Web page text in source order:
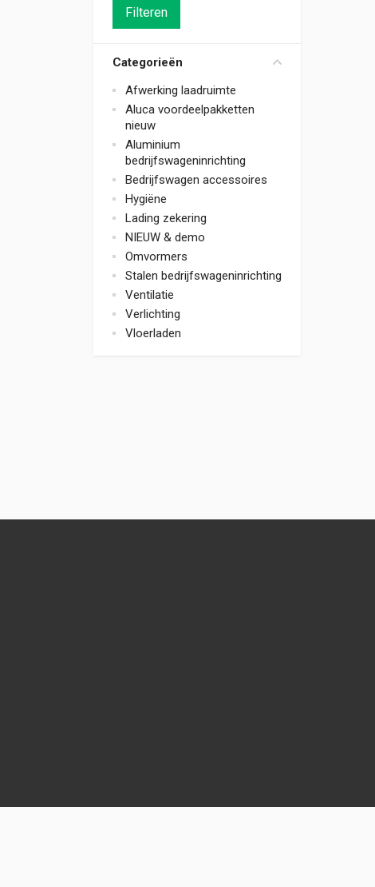
Filteren
Categorieën
Afwerking laadruimte
Aluca voordeelpakketten
nieuw
Aluminium
bedrijfswageninrichting
Bedrijfswagen accessoires
Hygiëne
Lading zekering
NIEUW & demo
Omvormers
Stalen bedrijfswageninrichting
Ventilatie
Verlichting
Vloerladen